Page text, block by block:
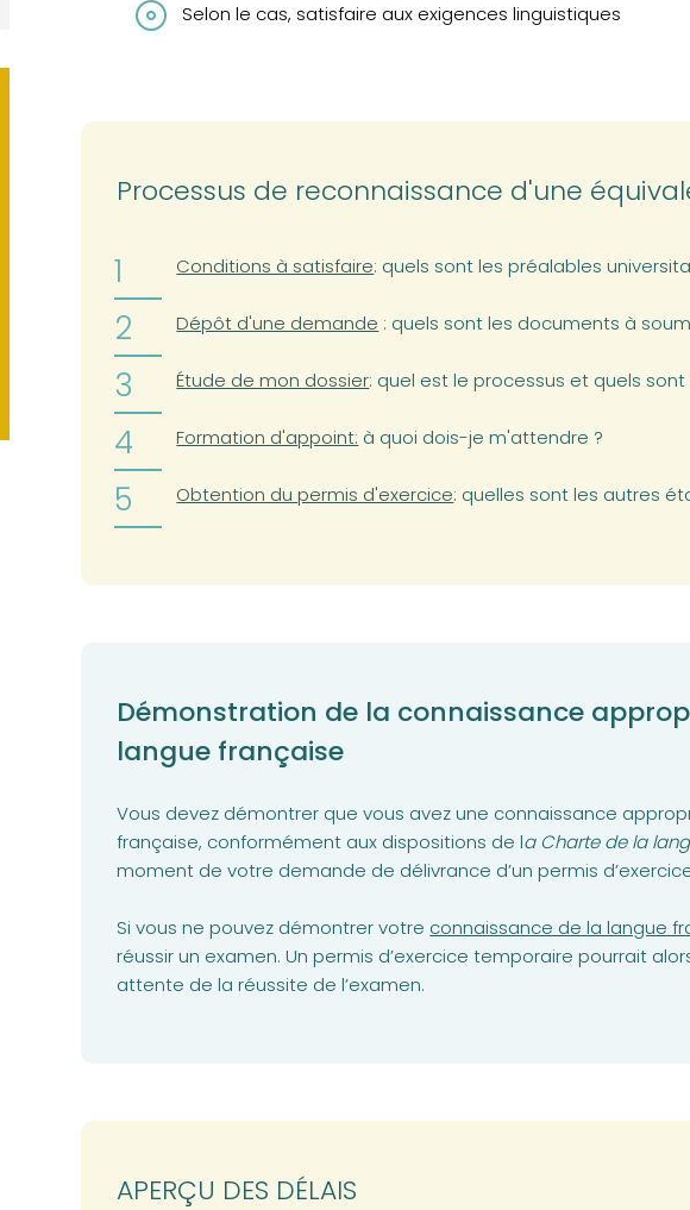
Selon le cas, satisfaire aux exigences linguistiques
Processus de reconnaissance d'une
Conditions à satisfaire: quels sont les préalables
Dépôt d'une demande : quels sont les documents à
Étude de mon dossier: quel est le processus et quels sont
Formation d'appoint: à quoi dois-je m'attendre ?
Obtention du permis d'exercice: quelles sont les autres
Démonstration de la connaissance
langue française
Vous devez démontrer que vous avez une connaissance
française, conformément aux dispositions de la Charte de la
moment de votre demande de délivrance d’un permis
Si vous ne pouvez démontrer votre connaissance de la langue
réussir un examen. Un permis d’exercice temporaire pourrait
attente de la réussite de l’examen.
APERÇU DES DÉLAIS